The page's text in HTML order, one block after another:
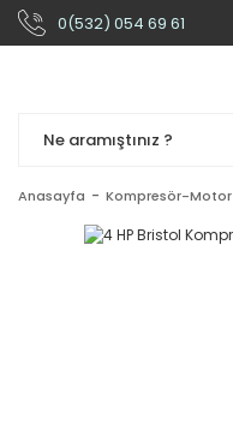
0(532) 054 69 61
Anasayfa Kompresör-Motor